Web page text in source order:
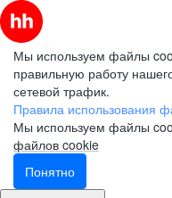
Мы используем файлы
правильную работу
сетевой трафик.
Правила использования
Мы используем файлы
файлов cookie
Понятно